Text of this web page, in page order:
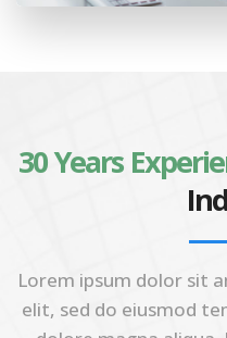
30 Years
Lorem ipsum dolor sit
elit, sed do eiusmod